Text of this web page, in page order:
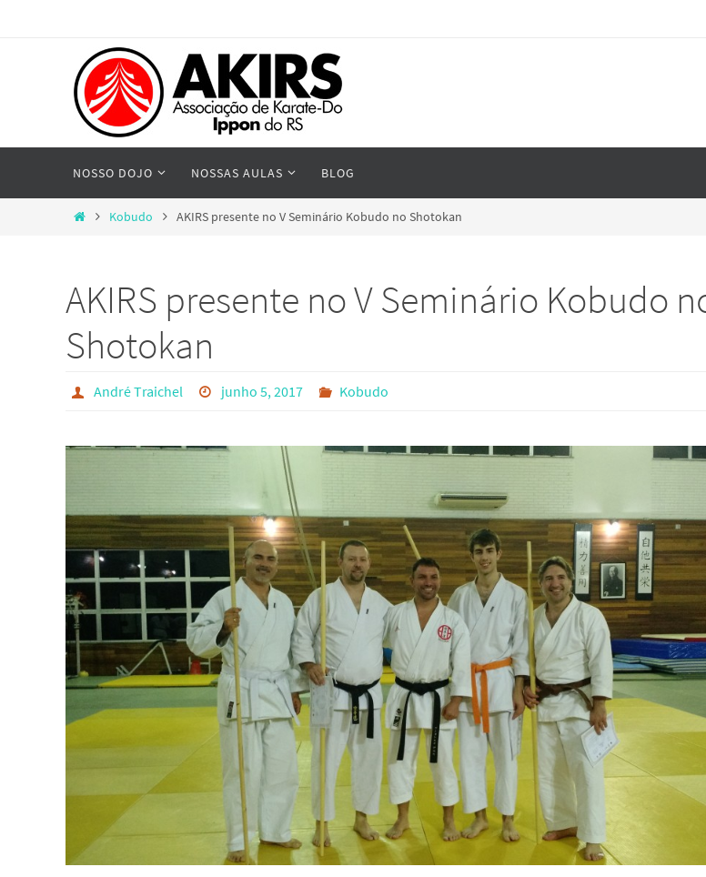
content
NOSSO DOJO NOSSAS AULAS BLOG
HomeKobudo AKIRS presente no V Seminário Kobudo no Shotokan
AKIRS presente no V Seminário Kobudo
Shotokan
André Traichel junho 5, 2017 Kobudo